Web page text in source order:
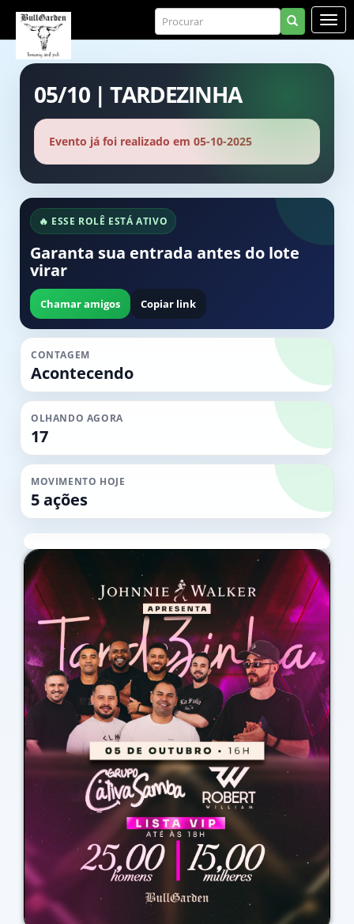
05/10 | TARDEZINHA
Evento já foi realizado em 05-10-2025
🔥 ESSE ROLÊ ESTÁ ATIVO
Garanta sua entrada antes do lote
virar
Chamar amigos Copiar link
CONTAGEM
Acontecendo
OLHANDO AGORA
17
MOVIMENTO HOJE
5 ações